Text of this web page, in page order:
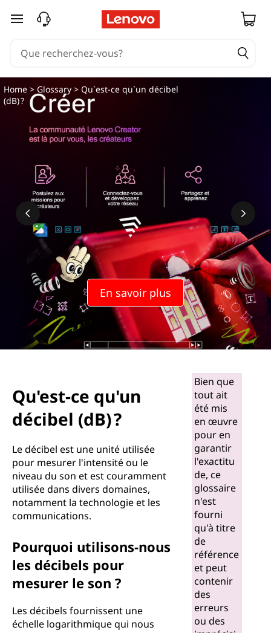
passer au contenu principal
En savoir plus
Home >Glossary > Qu`est-ce qu`un décibel
(dB) ?
Qu'est-ce qu'un
décibel (dB) ?
Le décibel est une unité utilisée
pour mesurer l'intensité ou le
niveau du son et est couramment
utilisée dans divers domaines,
notamment la technologie et les
communications.
Pourquoi utilisons-nous
les décibels pour
mesurer le son ?
Les décibels fournissent une
échelle logarithmique qui nous
Bien que
tout ait
été mis
en œuvre
pour en
garantir
l'exactitu
de, ce
glossaire
n'est
fourni
qu'à titre
de
référence
et peut
contenir
des
erreurs
ou des